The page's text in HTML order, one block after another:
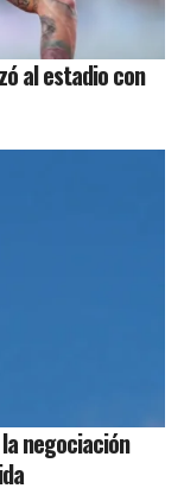
al estadio con
negociación